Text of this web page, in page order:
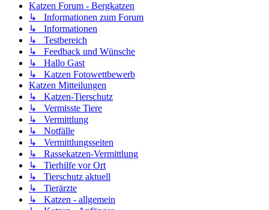
Katzen Forum - Bergkatzen
↳ Informationen zum Forum
↳ Informationen
↳ Testbereich
↳ Feedback und Wünsche
↳ Hallo Gast
↳ Katzen Fotowettbewerb
Katzen Mitteilungen
↳ Katzen-Tierschutz
↳ Vermisste Tiere
↳ Vermittlung
↳ Notfälle
↳ Vermittlungsseiten
↳ Rassekatzen-Vermittlung
↳ Tierhilfe vor Ort
↳ Tierschutz aktuell
↳ Tierärzte
↳ Katzen - allgemein